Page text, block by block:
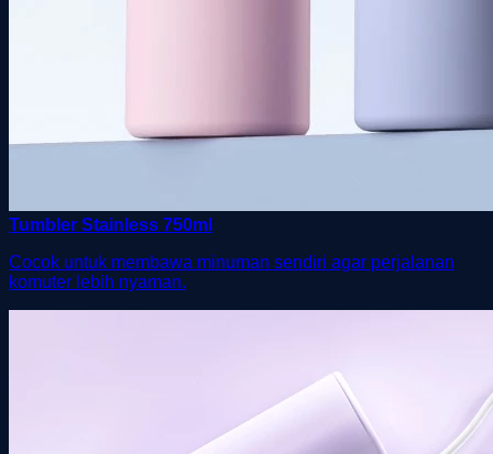
Tumbler Stainless 750ml
Cocok untuk membawa minuman sendiri agar perjalanan
komuter lebih nyaman.